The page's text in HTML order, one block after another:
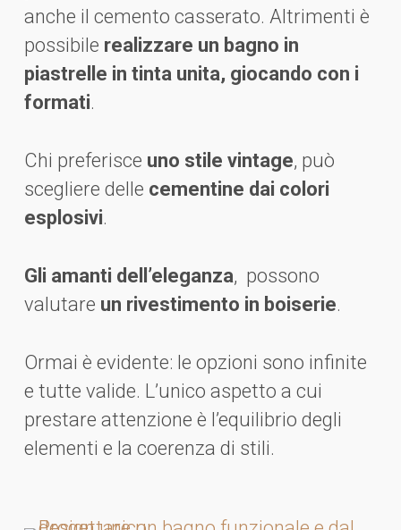
anche il cemento casserato. Altrimenti è
possibile realizzare un bagno in
piastrelle in tinta unita, giocando con i
formati.
Chi preferisce uno stile vintage, può
scegliere delle cementine dai colori
esplosivi.
Gli amanti dell’eleganza, possono
valutare un rivestimento in boiserie.
Ormai è evidente: le opzioni sono infinite
e tutte valide. L’unico aspetto a cui
prestare attenzione è l’equilibrio degli
elementi e la coerenza di stili.